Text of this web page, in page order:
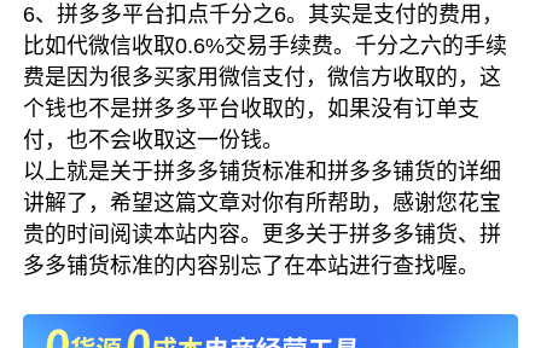
6、拼多多平台扣点千分之6。其实是支付的费用，
比如代微信收取0.6%交易手续费。千分之六的手续
费是因为很多买家用微信支付，微信方收取的，这
个钱也不是拼多多平台收取的，如果没有订单支
付，也不会收取这一份钱。
以上就是关于拼多多铺货标准和拼多多铺货的详细
讲解了，希望这篇文章对你有所帮助，感谢您花宝
贵的时间阅读本站内容。更多关于拼多多铺货、拼
多多铺货标准的内容别忘了在本站进行查找喔。